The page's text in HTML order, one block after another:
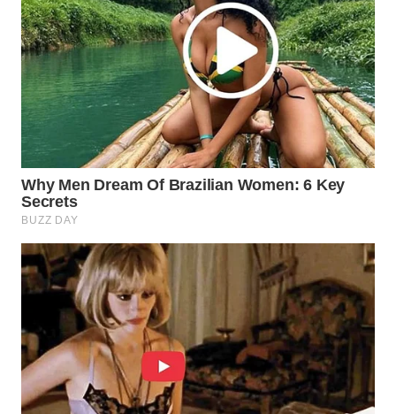
WN
SOLO
WN
BOROBUDUR
WN
MADURA
SURABAYA
NATUNA
WN
BINTAN